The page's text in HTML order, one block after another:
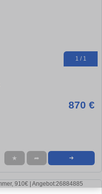
1 / 1
870 €
★ ➦ ➜